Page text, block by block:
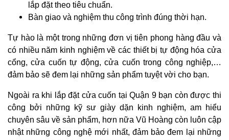
lắp đặt theo tiêu chuẩn.
Bàn giao và nghiệm thu công trình đúng thời hạn.
Tự hào là một trong những đơn vị tiên phong hàng đầu và
có nhiều năm kinh nghiệm về các thiết bị tự động hóa cửa
cổng, cửa cuốn tự động, cửa cuốn trong công nghiệp,…
đảm bảo sẽ đem lại những sản phẩm tuyệt vời cho bạn.
Ngoài ra khi lắp đặt cửa cuốn tại Quận 9 bạn còn được thi
công
bởi những kỹ sư giày dặn kinh nghiệm, am hiểu
chuyên sâu về sản phẩm, hơn nữa Vũ Hoàng còn luôn cập
nhật những công nghệ mới nhất, đảm bảo đem lại những